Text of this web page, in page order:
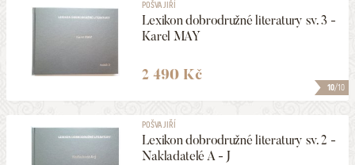
10/10
POŠVA JIŘÍ
Lexikon dobrodružné literatury sv. 3 -
Karel MAY
2 490 Kč
POŠVA JIŘÍ
Lexikon dobrodružné literatury sv. 2 -
Nakladatelé A - J